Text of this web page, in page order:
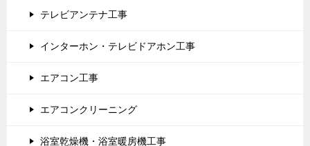
テレビアンテナ工事
インターホン・テレビドアホン工事
エアコン工事
エアコンクリーニング
浴室乾燥機・浴室暖房機工事